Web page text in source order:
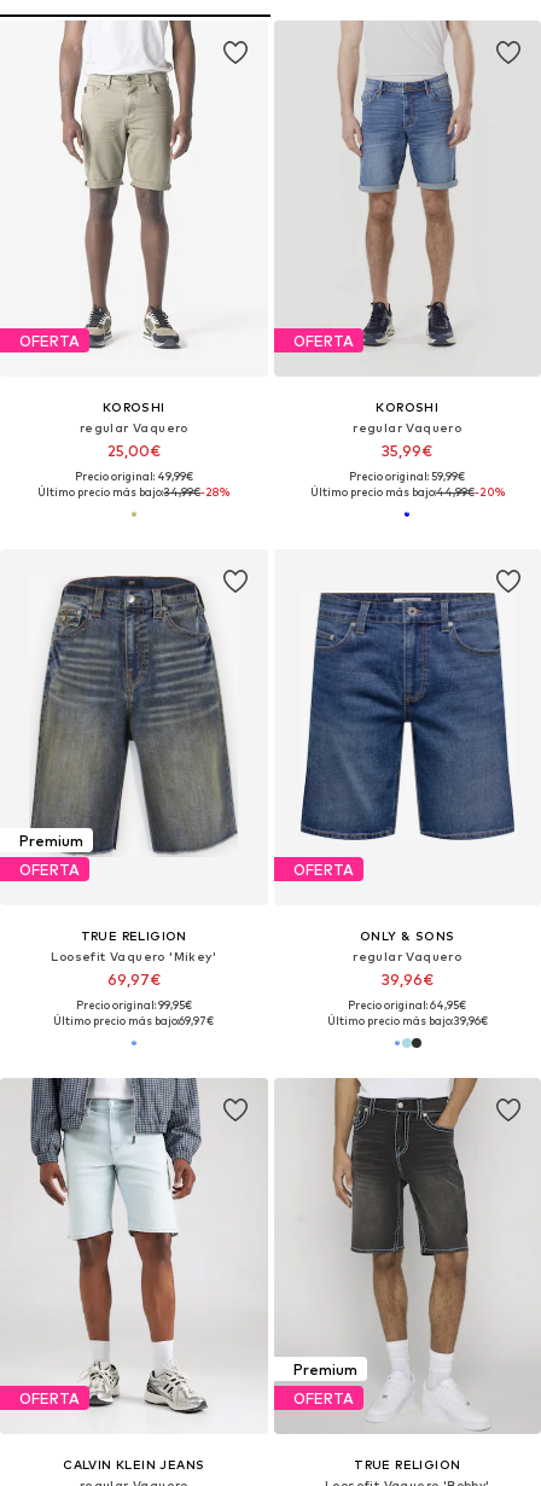
OFERTA
KOROSHI
regular Vaquero
25,00€
Precio original: 49,99€
Último precio más bajo:34,99€-28%
OFERTA
KOROSHI
regular Vaquero
35,99€
Precio original: 59,99€
Último precio más bajo:44,99€-20%
Premium
OFERTA
TRUE RELIGION
Loosefit Vaquero 'Mikey'
69,97€
Precio original: 99,95€
Último precio más bajo:69,97€
OFERTA
ONLY & SONS
regular Vaquero
39,96€
Precio original: 64,95€
Último precio más bajo:39,96€
OFERTA
CALVIN KLEIN JEANS
Premium
OFERTA
TRUE RELIGION